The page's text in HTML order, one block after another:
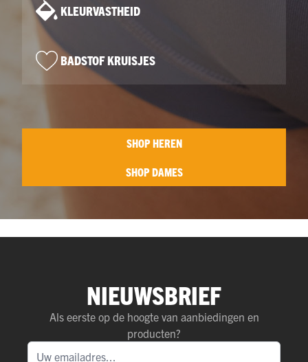
KLEURVASTHEID
BADSTOF KRUISJES
SHOP HEREN
SHOP DAMES
NIEUWSBRIEF
Als eerste op de hoogte van aanbiedingen en
producten?